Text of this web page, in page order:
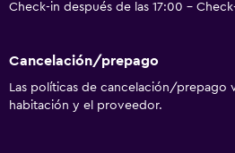
Check-in después de las 17:00 -
Cancelación/prepago
Las políticas de cancelación/prepago
habitación y el proveedor.